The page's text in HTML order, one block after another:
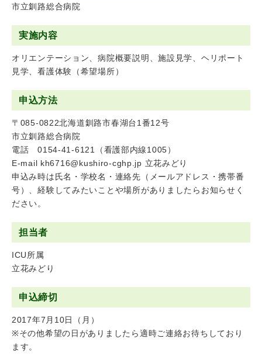
市立釧路総合病院
実施内容
オリエンテーション、病院概要説明、施設見学、ヘリポート
見学、看護体験（希望場所）
申込方法
〒085-0822北海道釧路市春湖台1番12号
市立釧路総合病院
電話 0154-41-6121（看護部内線1005）
E-mail kh6716@kushiro-cghp.jp 立花みどり
申込み時は氏名・学校名・連絡先（メールアドレス・携帯番
号）、経験してみたいことや場所がありましたらお知らせく
ださい。
担当者
ICU所属
立花みどり
申込締切
2017年7月10日（月）
※その他希望の日がありましたら適時ご連絡お待ちしており
ます。